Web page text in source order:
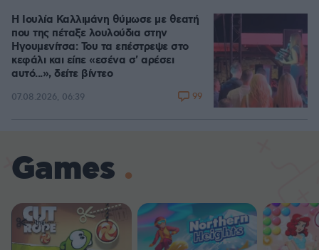
Η Ιουλία Καλλιμάνη θύμωσε με θεατή
που της πέταξε λουλούδια στην
Ηγουμενίτσα: Του τα επέστρεψε στο
κεφάλι και είπε «εσένα σ' αρέσει
αυτό...», δείτε βίντεο
07.08.2026, 06:39 99
Games